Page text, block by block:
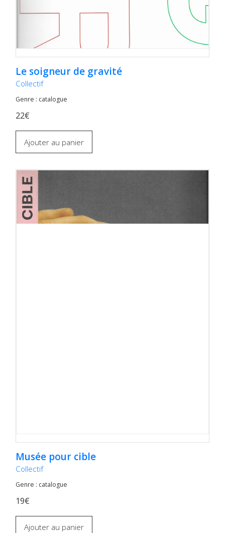
Le soigneur de gravité
Collectif
Genre : catalogue
22€
Ajouter au panier
Musée pour cible
Collectif
Genre : catalogue
19€
Ajouter au panier